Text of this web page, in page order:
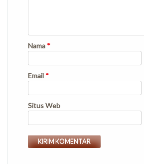
Nama *
Email *
Situs Web